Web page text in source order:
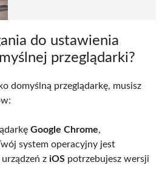
do ustawienia
przeglądarki?
domyślną przeglądarkę, musisz
Google Chrome,
system operacyjny jest
z iOS potrzebujesz wersji